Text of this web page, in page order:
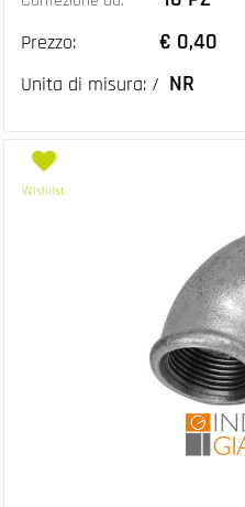
Prezzo: € 0,40
Unita di misura: / NR
Wishlist